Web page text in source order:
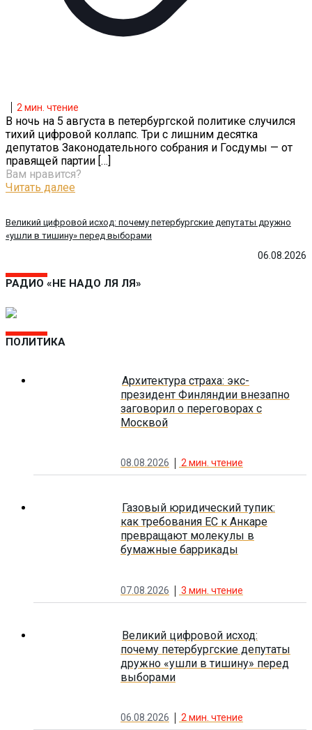
06.08.2026
Великий цифровой исход: почему петербургские депутаты дружно
«ушли в тишину» перед выборами
2мин. чтение
В ночь на 5 августа в петербургской политике случился
тихий цифровой коллапс. Три с лишним десятка
депутатов Законодательного собрания и Госдумы — от
правящей партии […]
Вам нравится?
Читать далее
РАДИО «НЕ НАДО ЛЯ ЛЯ»
ПОЛИТИКА
Архитектура страха: экс-
президент Финляндии внезапно
заговорил о переговорах с
Москвой
08.08.2026 2 мин. чтение
Газовый юридический тупик:
как требования ЕС к Анкаре
превращают молекулы в
бумажные баррикады
07.08.2026 3 мин. чтение
Великий цифровой исход:
почему петербургские депутаты
дружно «ушли в тишину» перед
выборами
06.08.2026 2 мин. чтение